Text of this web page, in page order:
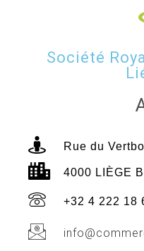
Société
Rue du
4000 LIÈGE
+32 4 222 18